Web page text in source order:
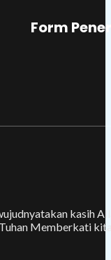
Form
kasih
Memberkati